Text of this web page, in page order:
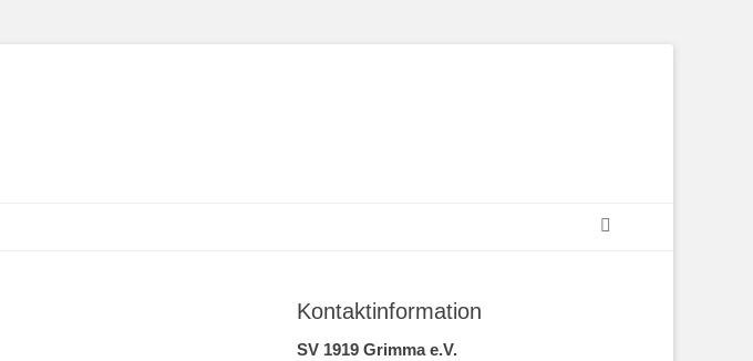
Kontaktinformation
SV 1919 Grimma e.V.